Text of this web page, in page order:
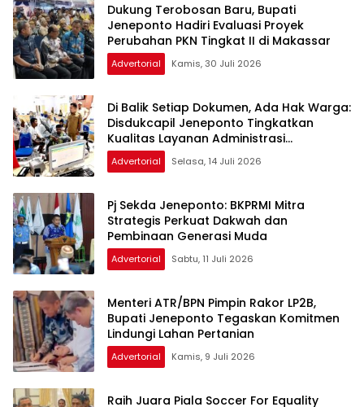
Dukung Terobosan Baru, Bupati
Jeneponto Hadiri Evaluasi Proyek
Perubahan PKN Tingkat II di Makassar
Advertorial Kamis, 30 Juli 2026
Di Balik Setiap Dokumen, Ada Hak Warga:
Disdukcapil Jeneponto Tingkatkan
Kualitas Layanan Administrasi
Kependudukan
Advertorial Selasa, 14 Juli 2026
Pj Sekda Jeneponto: BKPRMI Mitra
Strategis Perkuat Dakwah dan
Pembinaan Generasi Muda
Advertorial Sabtu, 11 Juli 2026
Menteri ATR/BPN Pimpin Rakor LP2B,
Bupati Jeneponto Tegaskan Komitmen
Lindungi Lahan Pertanian
Advertorial Kamis, 9 Juli 2026
Raih Juara Piala Soccer For Equality